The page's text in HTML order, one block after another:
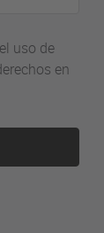
uso de
en